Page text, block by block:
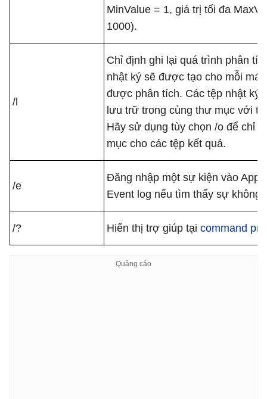
MinValue = 1, giá trị tối đa
1000).
/l
Chỉ định ghi lại quá trình phân
nhật ký sẽ được tạo cho mỗi
được phân tích. Các tệp nhật ký
lưu trữ trong cùng thư mục với
Hãy sử dụng tùy chọn /o để chỉ
mục cho các tệp kết quả.
/e
Đăng nhập một sự kiện vào
Event log nếu tìm thấy sự không
/? Hiển thị trợ giúp tại command